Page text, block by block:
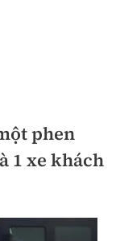
phen
1 xe khách